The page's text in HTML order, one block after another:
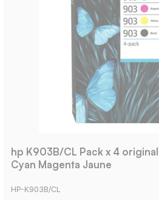
hp K903B/CL Pack x 4
Cyan Magenta Jaune
HP-K903B/CL